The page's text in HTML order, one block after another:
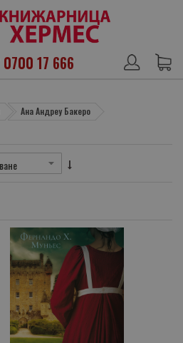
0700 17 666
Ана Андреу Бакеро